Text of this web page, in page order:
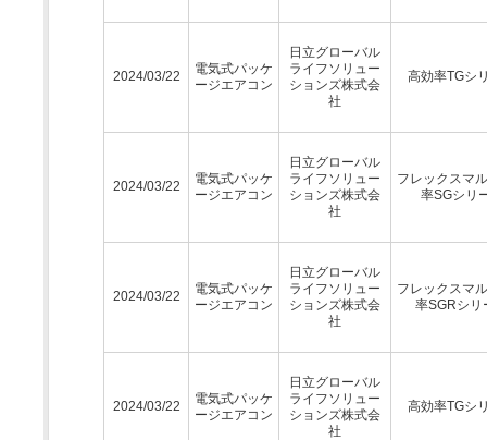
2024/03/22
電気式パッケ
ージエアコン
日立グローバル
ライフソリュー
ションズ株式会
社
高効率TGシ
2024/03/22
電気式パッケ
ージエアコン
日立グローバル
ライフソリュー
ションズ株式会
社
フレックスマ
率SGシリ
2024/03/22
電気式パッケ
ージエアコン
日立グローバル
ライフソリュー
ションズ株式会
社
フレックスマ
率SGRシリ
2024/03/22
電気式パッケ
ージエアコン
日立グローバル
ライフソリュー
ションズ株式会
社
高効率TGシ